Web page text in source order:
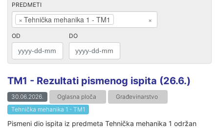
PREDMETI
×
× Tehnička mehanika 1 - TM1
OD DO
TM1 - Rezultati pismenog ispita (26.6.)
30.06.2026. Oglasna ploča
Građevinarstvo
Tehnička mehanika 1 - TM1
Pismeni dio ispita iz predmeta Tehnička mehanika 1 održan